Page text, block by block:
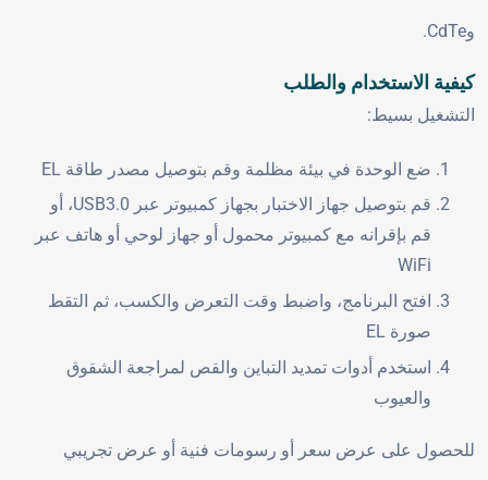
كيفية الاستخدام والطلب
التشغيل بسيط:
ضع الوحدة في بيئة مظلمة وقم بتوصيل مصدر طاقة EL
قم بتوصيل جهاز الاختبار بجهاز كمبيوتر عبر USB3.0، أو
قم بإقرانه مع كمبيوتر محمول أو جهاز لوحي أو هاتف عبر
WiFi
افتح البرنامج، واضبط وقت التعرض والكسب، ثم التقط
صورة EL
استخدم أدوات تمديد التباين والقص لمراجعة الشقوق
والعيوب
للحصول على عرض سعر أو رسومات فنية أو عرض تجريبي